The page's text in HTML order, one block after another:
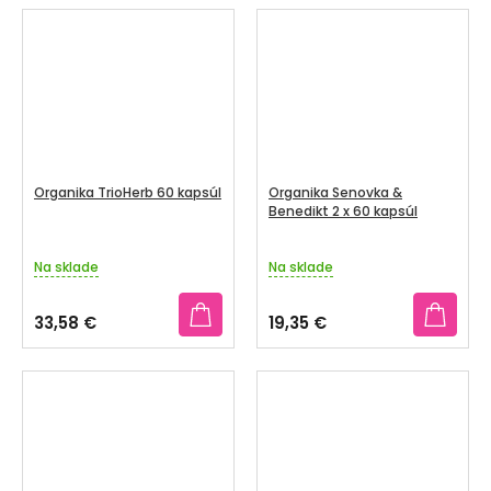
z
z
Organika TrioHerb 60 kapsúl
Na sklade
33,58 €
Organika Senovka &
Benedikt 2 x 60 kapsúl
Na sklade
19,35 €